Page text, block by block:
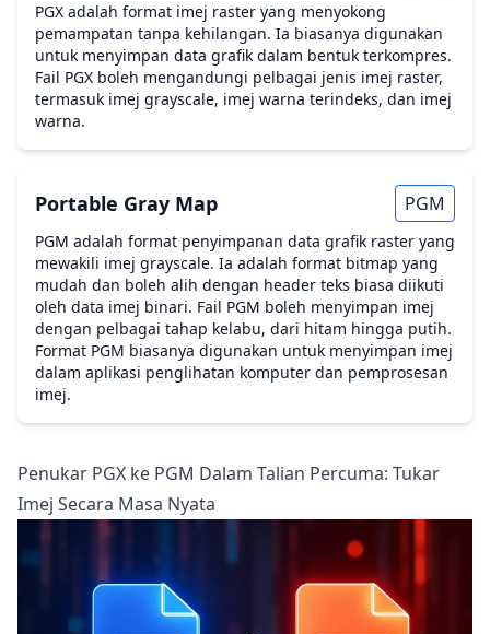
PGX adalah format imej raster yang menyokong
pemampatan tanpa kehilangan. Ia biasanya digunakan
untuk menyimpan data grafik dalam bentuk terkompres.
Fail PGX boleh mengandungi pelbagai jenis imej raster,
termasuk imej grayscale, imej warna terindeks, dan imej
warna.
Portable Gray Map PGM
PGM adalah format penyimpanan data grafik raster yang
mewakili imej grayscale. Ia adalah format bitmap yang
mudah dan boleh alih dengan header teks biasa diikuti
oleh data imej binari. Fail PGM boleh menyimpan imej
dengan pelbagai tahap kelabu, dari hitam hingga putih.
Format PGM biasanya digunakan untuk menyimpan imej
dalam aplikasi penglihatan komputer dan pemprosesan
imej.
Penukar PGX ke PGM Dalam Talian Percuma: Tukar
Imej Secara Masa Nyata